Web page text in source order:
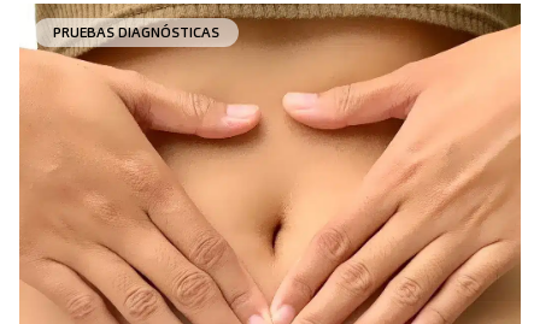
tecnología de diagnóstico por la imagen de última
generación para evaluar de forma exhaustiva el estado de
los órganos vitales, el sistema vascular y el cerebro antes
de que aparezcan los primeros síntomas.
PRUEBAS DIAGNÓSTICAS